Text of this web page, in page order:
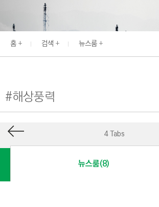
E
N
I
N
홈 검색 뉴스룸
4 Tabs
뉴스룸(8)